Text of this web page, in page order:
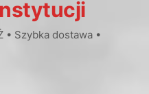
• Szybka dostawa •